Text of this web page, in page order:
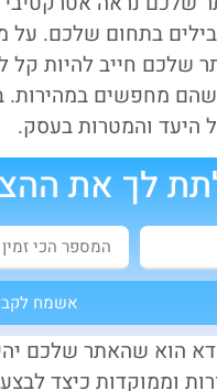
בתחום שלכם. על
שלכם חייב להיות
מחפשים במהירות.
היעד והמטרות בעסק.
לך את
אשמח
הוא שהאתר שלכם
וממוקדות כיצד